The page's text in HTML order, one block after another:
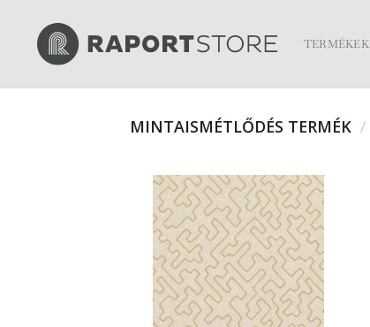
content
TERMÉKEK
MINTAISMÉTLŐDÉS TERMÉK /